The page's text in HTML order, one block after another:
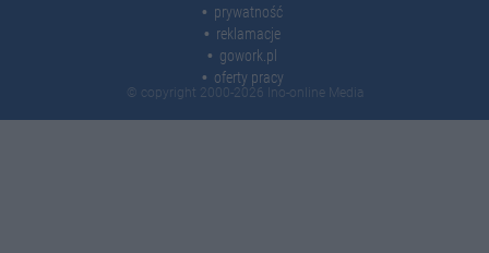
prywatność
reklamacje
gowork.pl
oferty pracy
© copyright 2000-2026 Ino-online Media